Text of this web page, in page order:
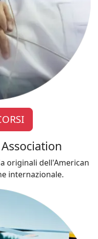
originali dell'American
internazionale.